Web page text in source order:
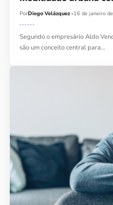
PorDiego Velázquez 16 de janeiro
Segundo o empresário Aldo
são um conceito central para…